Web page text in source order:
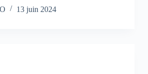
13 juin 2024